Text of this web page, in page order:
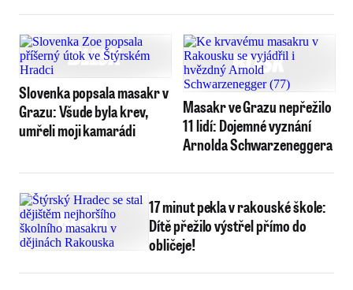
Slovenka popsala masakr v
Grazu: Všude byla krev,
umřeli moji kamarádi
Masakr ve Grazu nepřežilo
11 lidí: Dojemné vyznání
Arnolda Schwarzeneggera
17 minut pekla v rakouské škole:
Dítě přežilo výstřel přímo do
obličeje!